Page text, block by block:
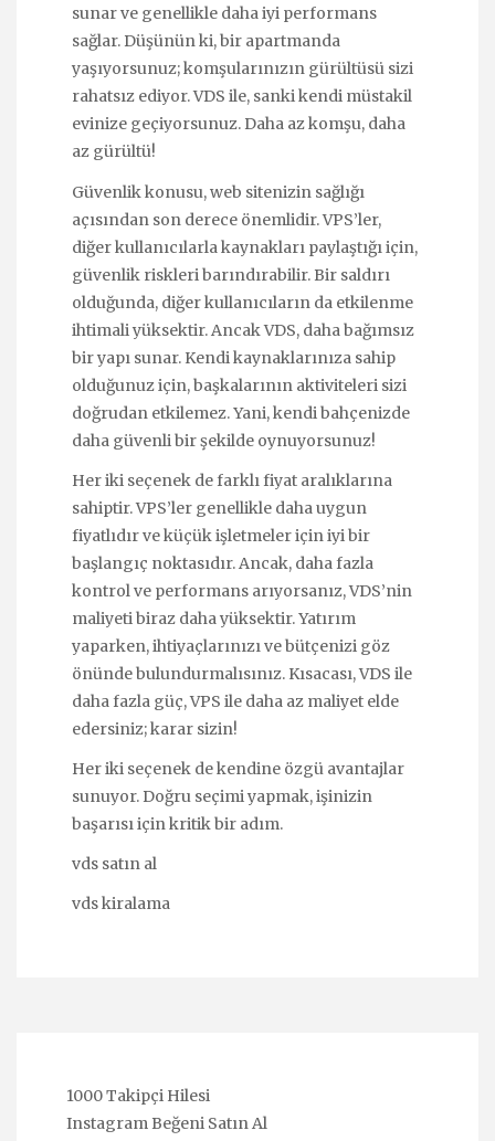
sunar ve genellikle daha iyi performans
sağlar. Düşünün ki, bir apartmanda
yaşıyorsunuz; komşularınızın gürültüsü sizi
rahatsız ediyor. VDS ile, sanki kendi müstakil
evinize geçiyorsunuz. Daha az komşu, daha
az gürültü!
Güvenlik konusu, web sitenizin sağlığı
açısından son derece önemlidir. VPS’ler,
diğer kullanıcılarla kaynakları paylaştığı için,
güvenlik riskleri barındırabilir. Bir saldırı
olduğunda, diğer kullanıcıların da etkilenme
ihtimali yüksektir. Ancak VDS, daha bağımsız
bir yapı sunar. Kendi kaynaklarınıza sahip
olduğunuz için, başkalarının aktiviteleri sizi
doğrudan etkilemez. Yani, kendi bahçenizde
daha güvenli bir şekilde oynuyorsunuz!
Her iki seçenek de farklı fiyat aralıklarına
sahiptir. VPS’ler genellikle daha uygun
fiyatlıdır ve küçük işletmeler için iyi bir
başlangıç noktasıdır. Ancak, daha fazla
kontrol ve performans arıyorsanız, VDS’nin
maliyeti biraz daha yüksektir. Yatırım
yaparken, ihtiyaçlarınızı ve bütçenizi göz
önünde bulundurmalısınız. Kısacası, VDS ile
daha fazla güç, VPS ile daha az maliyet elde
edersiniz; karar sizin!
Her iki seçenek de kendine özgü avantajlar
sunuyor. Doğru seçimi yapmak, işinizin
başarısı için kritik bir adım.
vds satın al
vds kiralama
1000 Takipçi Hilesi
Instagram Beğeni Satın Al